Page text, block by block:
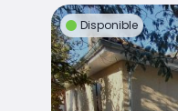
Disponible